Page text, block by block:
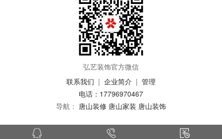
弘艺装饰官方微信
联系我们 | 企业简介 | 管理
电话：17796970467
导航： 唐山装修 唐山家装 唐山装饰